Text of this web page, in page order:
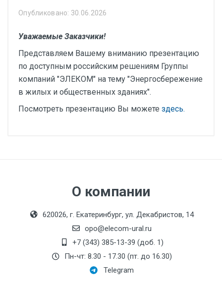
Опубликовано: 30.06.2026
Уважаемые Заказчики!
Представляем Вашему вниманию презентацию
по доступным российским решениям Группы
компаний "ЭЛЕКОМ" на тему "Энергосбережение
в жилых и общественных зданиях".
Посмотреть презентацию Вы можете здесь.
О компании
620026, г. Екатеринбург, ул. Декабристов, 14
opo@elecom-ural.ru
+7 (343) 385-13-39 (доб. 1)
Пн-чт: 8.30 - 17.30 (пт. до 16.30)
Telegram